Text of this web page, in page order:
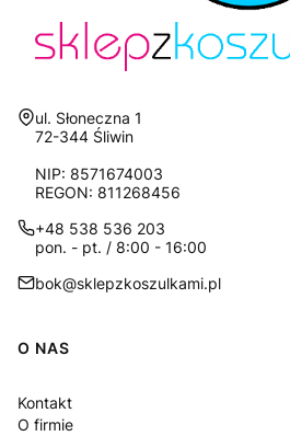
Adres:
ul. Słoneczna 1
72-344 Śliwin
NIP: 8571674003
REGON: 811268456
+48 538 536 203
pon. - pt. / 8:00 - 16:00
bok@sklepzkoszulkami.pl
Linki w stopce
O NAS
Kontakt
O firmie